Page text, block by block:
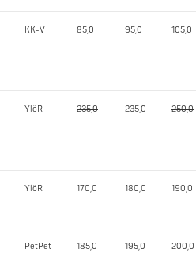
KK-V 85,0 95,0 105,0
YlöR 235,0 235,0 250,0
YlöR 170,0 180,0 190,0
PetPet 185,0 195,0 200,0